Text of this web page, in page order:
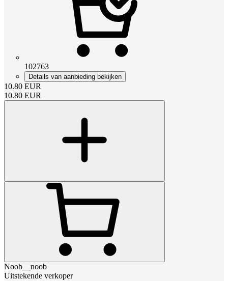
102763
Details van aanbieding bekijken
10.80 EUR
10.80 EUR
Noob__noob
Uitstekende verkoper